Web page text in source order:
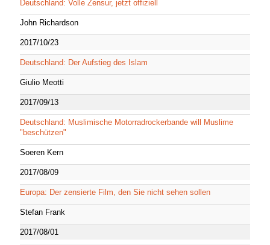
Deutschland: Volle Zensur, jetzt offiziell
John Richardson
2017/10/23
Deutschland: Der Aufstieg des Islam
Giulio Meotti
2017/09/13
Deutschland: Muslimische Motorradrockerbande will Muslime
"beschützen"
Soeren Kern
2017/08/09
Europa: Der zensierte Film, den Sie nicht sehen sollen
Stefan Frank
2017/08/01